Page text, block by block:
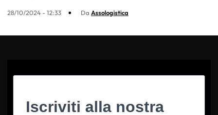
28/10/2024 - 12:33 Da Assologistica
Iscriviti alla nostra